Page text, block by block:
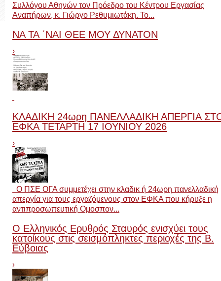
Συλλόγου Αθηνών τον Πρόεδρο του Κέντρου Εργασίας
Αναπήρων, κ. Γιώργο Ρεθυμιωτάκη. Το...
ΝΑ ΤΑ ΄ΝΑΙ ΘΕΕ ΜΟΥ ΔΥΝΑΤΟΝ
›
ΚΛΑΔΙΚΗ 24ωρη ΠΑΝΕΛΛΑΔΙΚΗ ΑΠΕΡΓΙΑ
ΕΦΚΑ ΤΕΤΑΡΤΗ 17 ΙΟΥΝΙΟΥ 2026
›
Ο ΠΣΕ ΟΓΑ συμμετέχει στην κλαδικ ή 24ωρη πανελλαδική
απεργία για τους εργαζόμενους στον ΕΦΚΑ που κήρυξε η
αντιπροσωπευτική Ομοσπον...
Ο Ελληνικός Ερυθρός Σταυρός ενισχύει τους
κατοίκους στις σεισμόπληκτες περιοχές της Β.
Εύβοιας
›